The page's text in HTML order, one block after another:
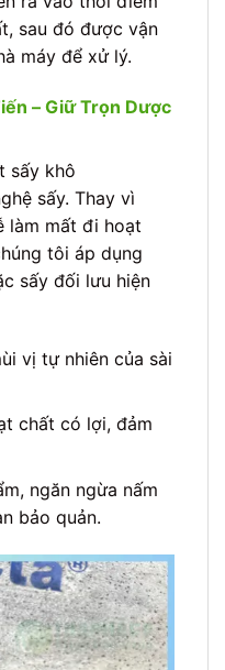
sau đó được vận
máy để xử lý.
– Giữ Trọn Dược
sấy khô
sấy. Thay vì
làm mất đi hoạt
tôi áp dụng
sấy đối lưu hiện
vị tự nhiên của sài
chất có lợi, đảm
ngăn ngừa nấm
bảo quản.